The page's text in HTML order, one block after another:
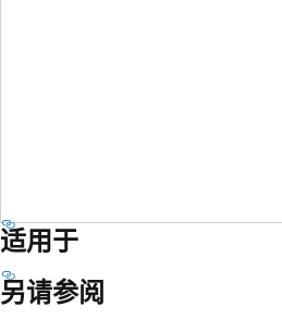
适用于
另请参阅